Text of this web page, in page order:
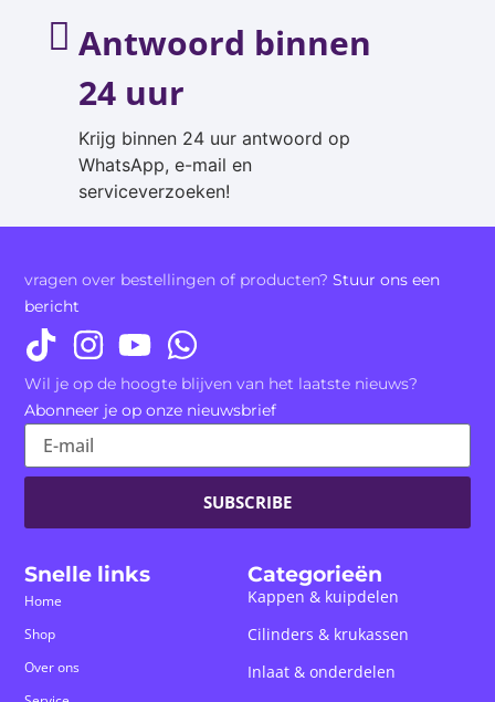
Antwoord binnen
24 uur
Krijg binnen 24 uur antwoord op
WhatsApp, e-mail en
serviceverzoeken!
Snelle links
Home
Shop
Over ons
Categorieën
Kappen & kuipdelen
Cilinders & krukassen
Inlaat & onderdelen
vragen over bestellingen of producten?Stuur ons een
bericht
Wil je op de hoogte blijven van het laatste nieuws?
Abonneer je op onze nieuwsbrief
SUBSCRIBE